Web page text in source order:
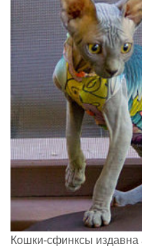
Кошки-сфинксы издавна